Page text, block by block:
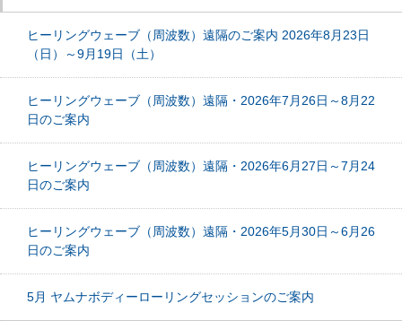
ヒーリングウェーブ（周波数）遠隔のご案内 2026年8月23日
（日）～9月19日（土）
ヒーリングウェーブ（周波数）遠隔・2026年7月26日～8月22
日のご案内
ヒーリングウェーブ（周波数）遠隔・2026年6月27日～7月24
日のご案内
ヒーリングウェーブ（周波数）遠隔・2026年5月30日～6月26
日のご案内
5月 ヤムナボディーローリングセッションのご案内